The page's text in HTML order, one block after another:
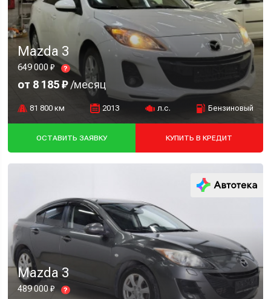
Mazda 3
649 000 ₽ ?
от 8 185 ₽/месяц
81 800 км 2013 л.с. Бензиновый
ОСТАВИТЬ ЗАЯВКУ КУПИТЬ В КРЕДИТ
Mazda 3
489 000 ₽ ?